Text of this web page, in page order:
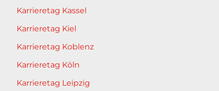
Karrieretag Kassel
Karrieretag Kiel
Karrieretag Koblenz
Karrieretag Köln
Karrieretag Leipzig